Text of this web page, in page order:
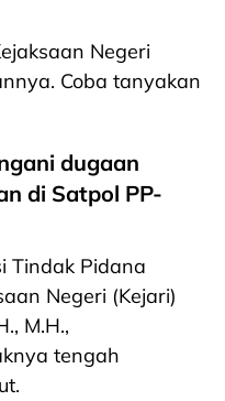
Negeri
Coba tanyakan
dugaan
di Satpol PP-
Tindak Pidana
Negeri (Kejari)
M.H.,
tengah